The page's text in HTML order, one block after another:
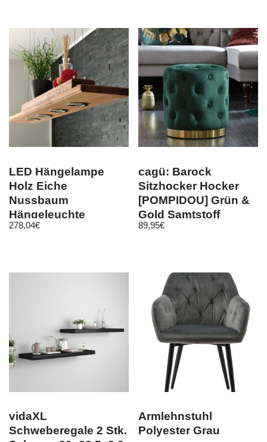
LED Hängelampe
Holz Eiche
Nussbaum
Hängeleuchte
Pendelleuchte
278,04€
cagü: Barock
Sitzhocker Hocker
[POMPIDOU] Grün &
Gold Samtstoff
Gesteppt 36cm x
89,95€
vidaXL
Schweberegale 2 Stk.
Armlehnstuhl
Polyester Grau